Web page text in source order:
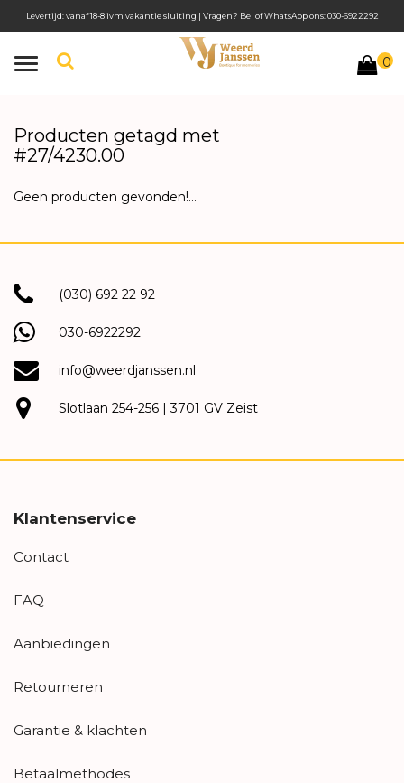
Toggle
0
Levertijd: vanaf 18-8 ivm vakantie sluiting | Vragen? Bel of WhatsApp ons: 030-6922292
Producten getagd met
#27/4230.00
Geen producten gevonden!...
(030) 692 22 92
030-6922292
info@weerdjanssen.nl
Slotlaan 254-256 | 3701 GV Zeist
Klantenservice
Contact
FAQ
Aanbiedingen
Retourneren
Garantie & klachten
Betaalmethodes